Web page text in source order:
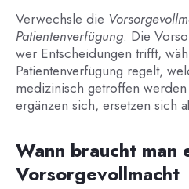
Verwechsle die
Patientenverfügung. Die
wer Entscheidungen trifft,
Patientenverfügung regelt,
medizinisch getroffen
ergänzen sich, ersetzen sich
Wann braucht man
Vorsorgevollmacht